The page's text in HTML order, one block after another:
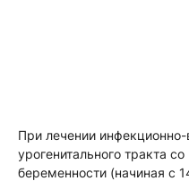
При лечении
урогенитального тракта
беременности (начиная с